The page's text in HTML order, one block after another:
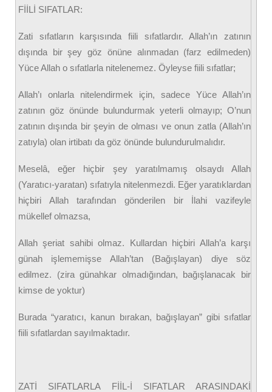
FİİLİ SIFATLAR:
Zati sıfatların karşısında fiili sıfatlardır. Allah’ın zatının
dışında bir şey göz önüne alınmadan (farz edilmeden)
Yüce Allah o sıfatlarla nitelenemez. Öyleyse fiili sıfatlar;
Allah’ı onlarla nitelendirmek için, sadece Yüce Allah’ın
zatının göz önünde bulundurmak yeterli olmayıp; O’nun
zatının dışında bir şeyin de olması ve onun zatla (Allah’ın
zatıyla) olan irtibatı da göz önünde bulundurulmalıdır.
Meselâ, eğer hiçbir şey yaratılmamış olsaydı Allah
(Yaratıcı-yaratan) sıfatıyla nitelenmezdi. Eğer yaratıklardan
hiçbiri Allah tarafından gönderilen bir İlahi vazifeyle
mükellef olmazsa,
Allah şeriat sahibi olmaz. Kullardan hiçbiri Allah’a karşı
günah işlememişse Allah’tan (Bağışlayan) diye söz
edilmez. (zira günahkar olmadığından, bağışlanacak bir
kimse de yoktur)
Burada “yaratıcı, kanun bırakan, bağışlayan” gibi sıfatlar
fiili sıfatlardan sayılmaktadır.
ZATİ SIFATLARLA FİİL-İ SIFATLAR ARASINDAKİ